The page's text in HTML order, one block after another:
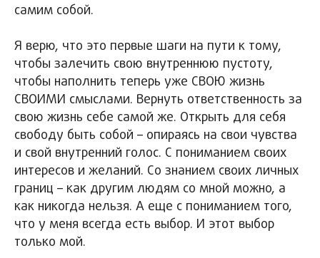
самим собой.
Я верю, что это первые шаги на пути к тому,
чтобы залечить свою внутреннюю пустоту,
чтобы наполнить теперь уже СВОЮ жизнь
СВОИМИ смыслами. Вернуть ответственность за
свою жизнь себе самой же. Открыть для себя
свободу быть собой – опираясь на свои чувства
и свой внутренний голос. С пониманием своих
интересов и желаний. Со знанием своих личных
границ – как другим людям со мной можно, а
как никогда нельзя. А еще с пониманием того,
что у меня всегда есть выбор. И этот выбор
только мой.